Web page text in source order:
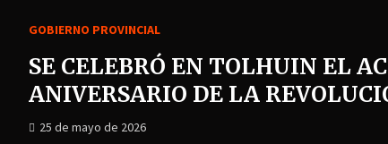
GOBIERNO PROVINCIAL
SE CELEBRÓ EN TOLHUIN EL
ANIVERSARIO DE LA
25 de mayo de 2026